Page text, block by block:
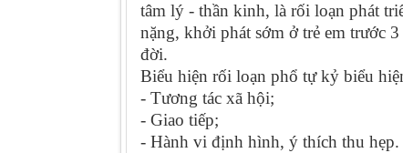
tâm lý - thần kinh, là rối loạn phát
nặng, khởi phát sớm ở trẻ em trước
đời.
Biểu hiện rối loạn phổ tự kỷ biểu
- Tương tác xã hội;
- Giao tiếp;
- Hành vi định hình, ý thích thu hẹp.